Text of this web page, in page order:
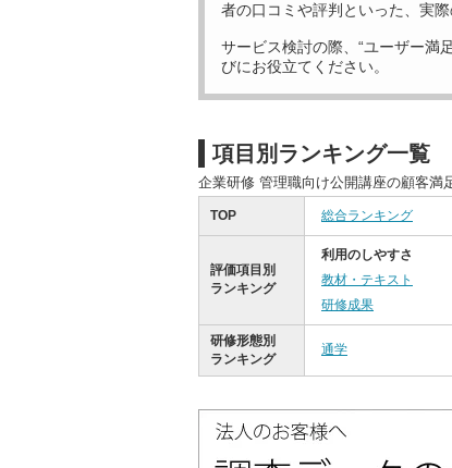
者の口コミや評判といった、実
サービス検討の際、“ユーザー満
びにお役立てください。
項目別ランキング一覧
企業研修 管理職向け公開講座の顧客満
TOP 総合ランキング
評価項目別
ランキング
利用のしやすさ
教材・テキスト
研修成果
研修形態別
ランキング
通学